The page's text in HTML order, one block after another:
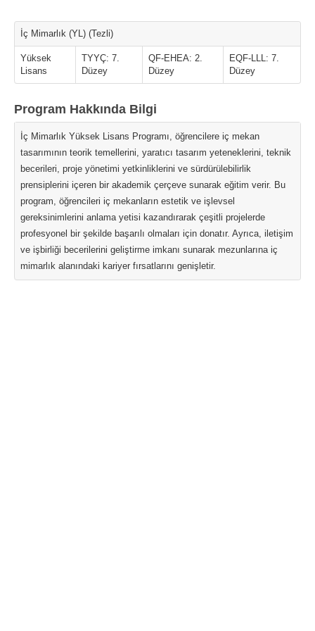
İç Mimarlık (YL) (Tezli)
Yüksek
Lisans
TYYÇ: 7.
Düzey
QF-EHEA: 2.
Düzey
EQF-LLL: 7.
Düzey
Program Hakkında Bilgi
İç Mimarlık Yüksek Lisans Programı, öğrencilere iç mekan
tasarımının teorik temellerini, yaratıcı tasarım yeteneklerini, teknik
becerileri, proje yönetimi yetkinliklerini ve sürdürülebilirlik
prensiplerini içeren bir akademik çerçeve sunarak eğitim verir. Bu
program, öğrencileri iç mekanların estetik ve işlevsel
gereksinimlerini anlama yetisi kazandırarak çeşitli projelerde
profesyonel bir şekilde başarılı olmaları için donatır. Ayrıca, iletişim
ve işbirliği becerilerini geliştirme imkanı sunarak mezunlarına iç
mimarlık alanındaki kariyer fırsatlarını genişletir.